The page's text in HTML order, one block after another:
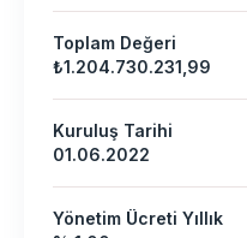
Toplam Değeri
₺1.204.730.231,99
Kuruluş Tarihi
01.06.2022
Yönetim Ücreti Yıllık